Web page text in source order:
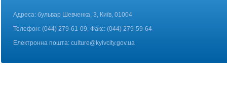
Адреса: бульвар Шевченка, 3, Київ, 01004
Телефон: (044) 279-61-09, Факс: (044) 279-59-64
Електронна пошта: culture@kyivcity.gov.ua